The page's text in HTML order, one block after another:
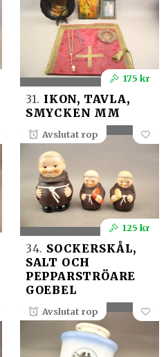
175 kr
31. IKON, TAVLA,
SMYCKEN MM
Avslutat rop
125 kr
34. SOCKERSKÅL,
SALT OCH
PEPPARSTRÖARE
GOEBEL
Avslutat rop